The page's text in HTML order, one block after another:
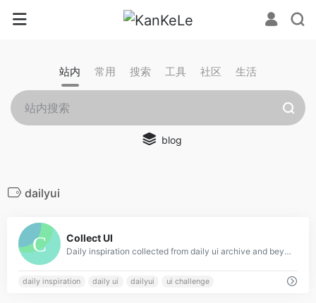
站内 常用 搜索 工具 社区 生活
blog
dailyui
Collect UI
Daily inspiration collected from daily ui archive and beyond. Based on Dribbble shots, hand picked, updating daily.
daily inspiration daily ui dailyui ui challenge